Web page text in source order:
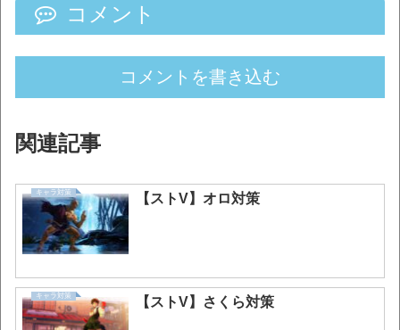
コメント
コメントを書き込む
関連記事
キャラ対策 【ストV】オロ対策
キャラ対策 【ストV】さくら対策